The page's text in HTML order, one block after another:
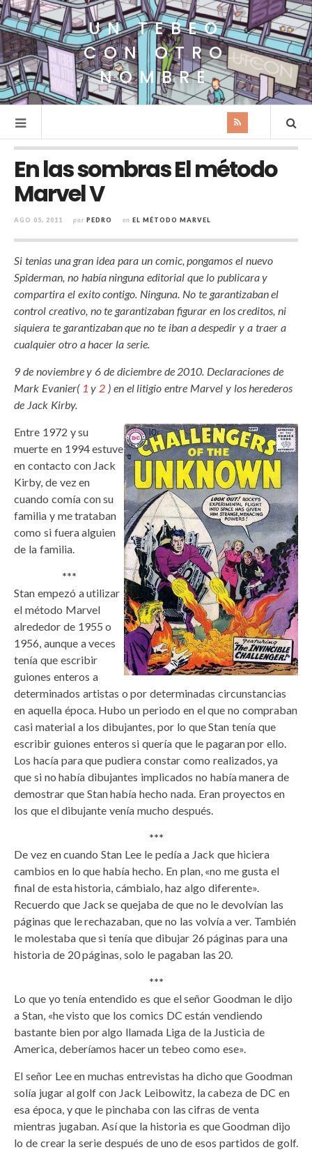
UN TEBEO
CON OTRO
NOMBRE
En las sombras El método
Marvel V
AGO 05, 2011 por PEDRO en EL MÉTODO MARVEL
Si tenias una gran idea para un comic, pongamos el nuevo
Spiderman, no había ninguna editorial que lo publicara y
compartira el exito contigo. Ninguna. No te garantizaban el
control creativo, no te garantizaban figurar en los creditos, ni
siquiera te garantizaban que no te iban a despedir y a traer a
cualquier otro a hacer la serie.
9 de noviembre y 6 de diciembre de 2010. Declaraciones de
Mark Evanier( 1 y 2 ) en el litigio entre Marvel y los herederos
de Jack Kirby.
Entre 1972 y su
muerte en 1994 estuve
en contacto con Jack
Kirby, de vez en
cuando comía con su
familia y me trataban
como si fuera alguien
de la familia.
***
Stan empezó a utilizar
el método Marvel
alrededor de 1955 o
1956, aunque a veces
tenía que escribir
guiones enteros a
determinados artistas o por determinadas circunstancias
en aquella época. Hubo un periodo en el que no compraban
casi material a los dibujantes, por lo que Stan tenía que
escribir guiones enteros si quería que le pagaran por ello.
Los hacía para que pudiera constar como realizados, ya
que si no había dibujantes implicados no había manera de
demostrar que Stan había hecho nada. Eran proyectos en
los que el dibujante venía mucho después.
***
De vez en cuando Stan Lee le pedía a Jack que hiciera
cambios en lo que había hecho. En plan, «no me gusta el
final de esta historia, cámbialo, haz algo diferente».
Recuerdo que Jack se quejaba de que no le devolvían las
páginas que le rechazaban, que no las volvía a ver. También
le molestaba que si tenía que dibujar 26 páginas para una
historia de 20 páginas, solo le pagaban las 20.
***
Lo que yo tenía entendido es que el señor Goodman le dijo
a Stan, «he visto que los comics DC están vendiendo
bastante bien por algo llamada Liga de la Justicia de
America, deberíamos hacer un tebeo como ese».
El señor Lee en muchas entrevistas ha dicho que Goodman
solía jugar al golf con Jack Leibowitz, la cabeza de DC en
esa época, y que le pinchaba con las cifras de venta
mientras jugaban. Así que la historia es que Goodman dijo
lo de crear la serie después de uno de esos partidos de golf.